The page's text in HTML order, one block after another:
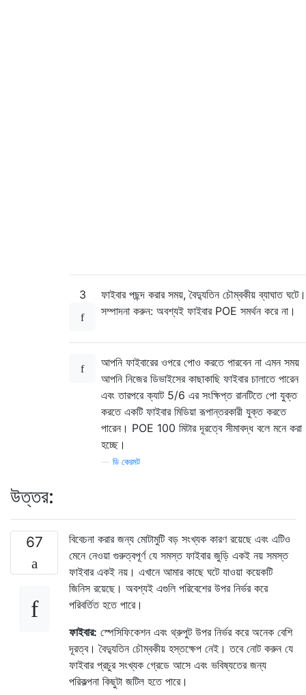
3
ফাইবার পছন্দ করার সময়, বৈদ্যুতিন চৌম্বকীয় ব্যাঘাত ঘটে।
সম্পাদনা করুন: অবশ্যই ফাইবার POE সমর্থন করে না।
আপনি ফাইবারের ওপরে পোও করতে পারবেন না এমন সময়
আপনি নিজের ডিভাইসের কাছাকাছি ফাইবার চালাতে পারেন
এবং তারপরে ক্যাট 5/6 এর সংক্ষিপ্ত রানটিতে পো যুক্ত
করতে একটি ফাইবার মিডিয়া রূপান্তরকারী যুক্ত করতে
পারেন। POE 100 মিটার দূরত্বে সীমাবদ্ধ বলে মনে করা
হচ্ছে।
ডি কেরমট
উত্তর:
67
বিবেচনা করার জন্য মোটামুটি বড় সংখ্যক কারণ রয়েছে এবং এটিও
মেনে নেওয়া গুরুত্বপূর্ণ যে সমস্ত ফাইবার জুড়ি একই নয় সমস্ত
ফাইবার একই নয়। এখানে আমার কাছে ঘটে যাওয়া কয়েকটি
জিনিস রয়েছে। অবশ্যই এগুলি পরিবেশের উপর নির্ভর করে
পরিবর্তিত হতে পারে।
ফাইবার: স্পেসিফিকেশন এবং থ্রুপুট উপর নির্ভর করে অনেক বেশি
দূরত্ব। বৈদ্যুতিন চৌম্বকীয় হস্তক্ষেপ নেই। তবে নোট করুন যে
ফাইবার প্রচুর সংখ্যক গ্রেডে আসে এবং ভবিষ্যতের জন্য
পরিকল্পনা কিছুটা জটিল হতে পারে।